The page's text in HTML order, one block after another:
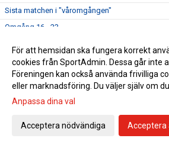
Sista matchen i "våromgången"
Omgång 16 - 23
Skön hemmaseger idag
Piteå Dam spelar mot Umeå på söndag
Bortaförlust på stopptid
Piteå och Häcken spelade oavgjort
För att hemsidan ska fungera korrekt
cookies från SportAdmin. Dessa går inte
Föreningen kan också använda frivilliga
eller marknadsföring. Du väljer själv om
Anpassa dina val
Acceptera nödvändiga Acceptera